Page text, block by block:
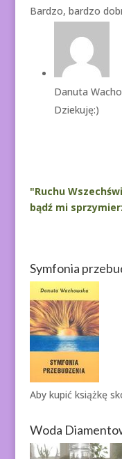
Bardzo, bardzo
Danuta
Dziekuję:)
"Ruchu
bądź mi
Symfonia
Aby kupić książkę
Woda